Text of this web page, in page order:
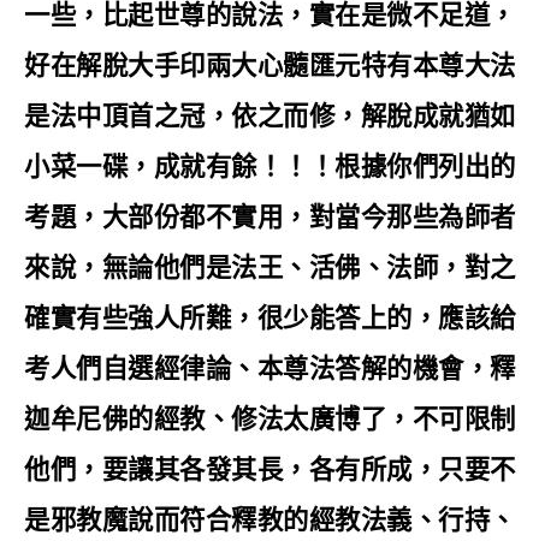
一些，比起世尊的說法，實在是微不足道，
好在解脫大手印兩大心髓匯元特有本尊大法
是法中頂首之冠，依之而修，解脫成就猶如
小菜一碟，成就有餘！！！根據你們列出的
考題，大部份都不實用，對當今那些為師者
來說，無論他們是法王、活佛、法師，對之
確實有些強人所難，很少能答上的，應該給
考人們自選經律論、本尊法答解的機會，釋
迦牟尼佛的經教、修法太廣博了，不可限制
他們，要讓其各發其長，各有所成，只要不
是邪教魔說而符合釋教的經教法義、行持、